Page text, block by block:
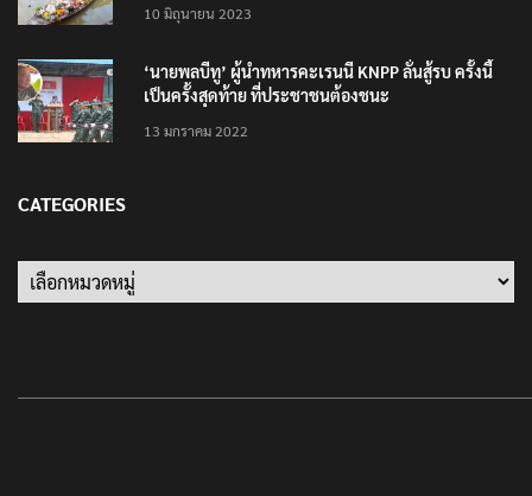
10 มิถุนายน 2023
‘นายพลบีทู’ ผู้นำทหารคะเรนนี KNPP ลั่นสู้รบ ครั้งนี้
เป็นครั้งสุดท้าย ที่ประชาชนต้องชนะ
13 มกราคม 2022
CATEGORIES
Categories